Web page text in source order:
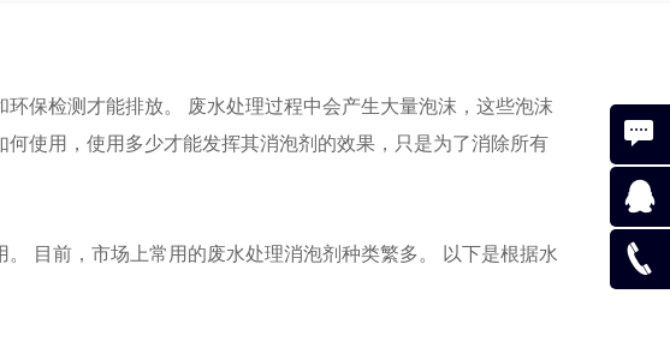
保检测才能排放。 废水处理过程中会产生大量泡沫，这些泡沫
使用，使用多少才能发挥其消泡剂的效果，只是为了消除所有
目前，市场上常用的废水处理消泡剂种类繁多。 以下是根据水
电脑在
线咨询
手机在